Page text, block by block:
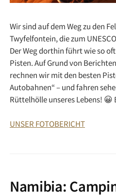
Wir sind auf dem Weg zu den
Twyfelfontein, die zum
Der Weg dorthin führt wie so
Pisten. Auf Grund von
rechnen wir mit den besten
Autobahnen“ – und fahren
Rüttelhölle unseres Lebens!
UNSER FOTOBERICHT
Namibia: